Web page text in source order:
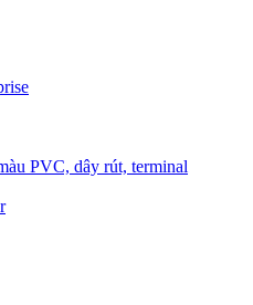
PVC, dây rút, terminal